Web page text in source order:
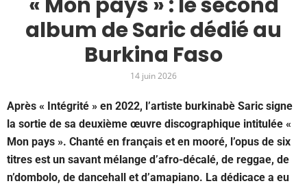
album de Saric dédié au
Burkina Faso
14 juin 2026
Après « Intégrité » en 2022, l’artiste burkinabè Saric signe
la sortie de sa deuxième œuvre discographique intitulée «
Mon pays ». Chanté en français et en mooré, l’opus de six
titres est un savant mélange d’afro-décalé, de reggae, de
n’dombolo, de dancehall et d’amapiano. La dédicace a eu